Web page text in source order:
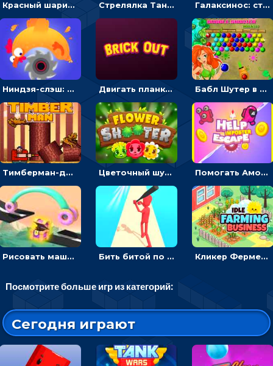
Красный шарик-герой в бегах: прыгать, чтобы избегать препятствий Стрелялка Танковые войны: бить по танку врага, чтобы уничтожить зло Галаксинос: стрелялка в космосе по врагам
Ниндзя-слэш: запускай оружие по целям и становись мастером сюрикенов Двигать планку и бить шариком по цветным блокам - гиперказуальная Бабл Шутер в джунглях: стрелять шариками по цветным целям
Тимберман-дровосек: меняй сторону и руби дерево Цветочный шутер: стрелять пчелками по цветам Помогать Амонг Ас бежать из комнаты через преграды - приключения
Рисовать машину и выигрывать гонку - для мальчиков Бить битой по шарику, чтобы сбивать кубики с буквами на пути к финишу - 3D Кликер Фермерский бизнес: расти овощи, чтобы богатеть
Посмотрите больше игр из категорий:
Сегодня играют